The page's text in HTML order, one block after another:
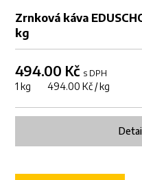
Zrnková káva
kg
494.00 Kč s DPH
1 kg 494.00 Kč / kg